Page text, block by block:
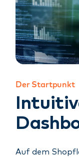
Der Startpunkt
Auf dem